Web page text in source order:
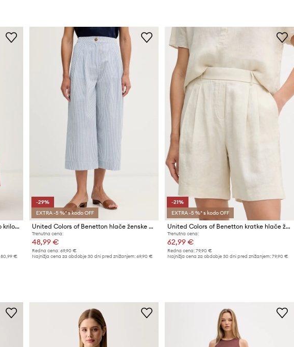
United Colors of Benetton razširjeno krilo z bombažem
80,99 €
-29%
EXTRA -5 %* s kodo OFF
United Colors of Benetton hlače ženske z bombažem
Trenutna cena:
48,99 €
Redna cena: 69,90 €
Najnižja cena za obdobje 30 dni pred znižanjem: 69,90 €
-21%
EXTRA -5 %* s kodo OFF
United Colors of Benetton kratke hlače ženske lanene
Trenutna cena:
62,99 €
Redna cena: 79,90 €
Najnižja cena za obdobje 30 dni pred znižanjem: 79,90 €